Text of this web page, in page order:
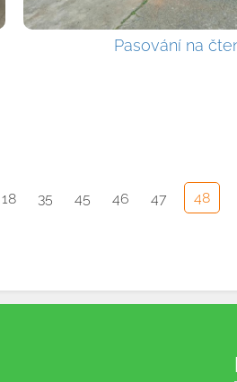
Pasování na
18 35 45 46 47 48